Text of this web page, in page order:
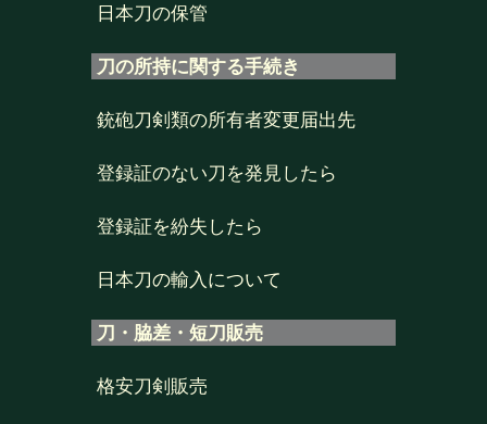
日本刀の保管
刀の所持に関する手続き
銃砲刀剣類の所有者変更届出先
登録証のない刀を発見したら
登録証を紛失したら
日本刀の輸入について
刀・脇差・短刀販売
格安刀剣販売